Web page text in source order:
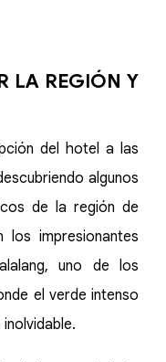
LA REGIÓN Y
del hotel a las
algunos
de la región de
los impresionantes
uno de los
el verde intenso